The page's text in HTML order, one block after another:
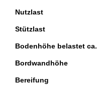
Nutzlast
Stützlast
Bodenhöhe belastet ca.
Bordwandhöhe
Bereifung